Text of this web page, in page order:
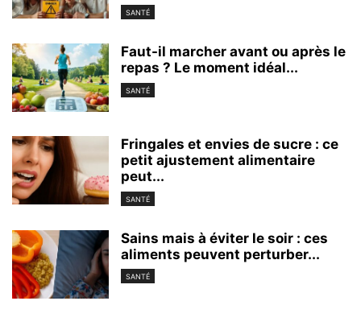
SANTÉ
Faut-il marcher avant ou après le
repas ? Le moment idéal...
SANTÉ
Fringales et envies de sucre : ce
petit ajustement alimentaire
peut...
SANTÉ
Sains mais à éviter le soir : ces
aliments peuvent perturber...
SANTÉ